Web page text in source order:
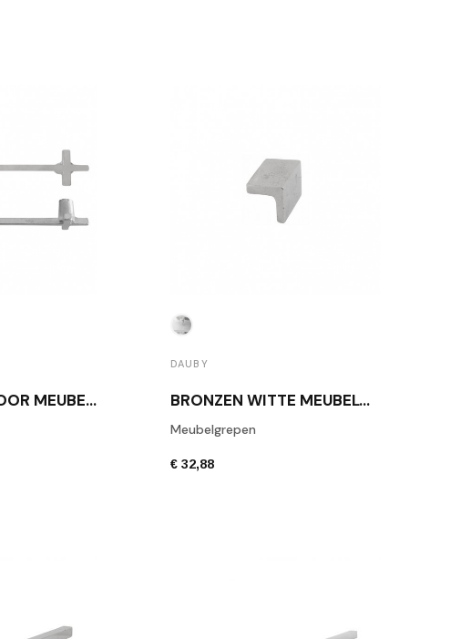
HANDGREEP VOOR MEUBELS, BRONS WIT, DAUBY PMCRO-160 WBS
DAUBY
BRONZEN WITTE MEUBELGREEP DAUBY PML 32 WB
Meubelgrepen
€ 32,88